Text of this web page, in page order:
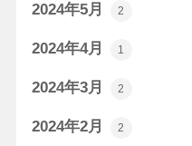
2024年5月 2
2024年4月 1
2024年3月 2
2024年2月 2